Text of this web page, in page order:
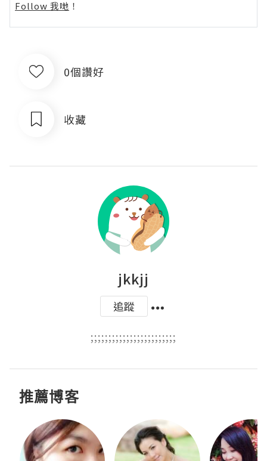
Follow 我哋 ！
0個讚好
收藏
jkkjj
追蹤
;;;;;;;;;;;;;;;;;;;;;;;;
推薦博客